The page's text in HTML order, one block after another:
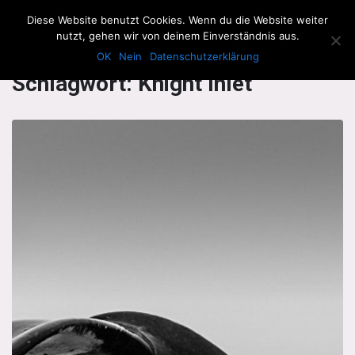
The Howling Men
Schlagwort:Knight Inlet
Diese Website benutzt Cookies. Wenn du die Website weiter
nutzt, gehen wir von deinem Einverständnis aus.
OK
Nein Datenschutzerklärung